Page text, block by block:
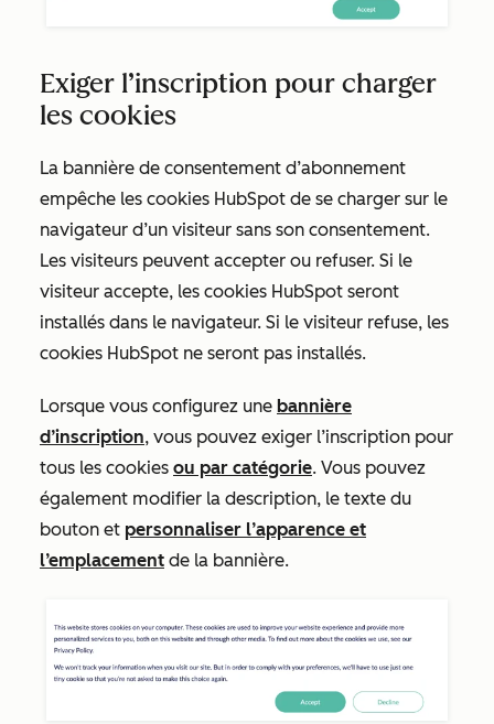
Exiger l’inscription pour charger
les cookies
La bannière de consentement d’abonnement
empêche les cookies HubSpot de se charger sur le
navigateur d’un visiteur sans son consentement.
Les visiteurs peuvent accepter ou refuser. Si le
visiteur accepte, les cookies HubSpot seront
installés dans le navigateur. Si le visiteur refuse, les
cookies HubSpot ne seront pas installés.
Lorsque vous configurez une bannière
d’inscription, vous pouvez exiger l’inscription pour
tous les cookies ou par catégorie. Vous pouvez
également modifier la description, le texte du
bouton et personnaliser l’apparence et
l’emplacement de la bannière.